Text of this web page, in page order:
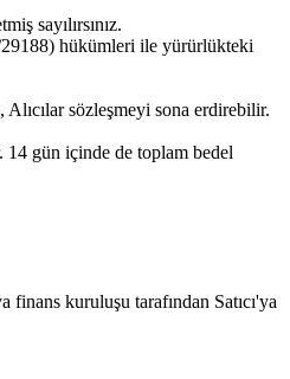
sayılırsınız.
29188) hükümleri ile yürürlükteki
sözleşmeyi sona erdirebilir.
14 gün içinde de toplam bedel
finans kuruluşu tarafından Satıcı'ya